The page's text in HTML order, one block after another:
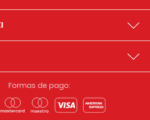
Formas de pago: